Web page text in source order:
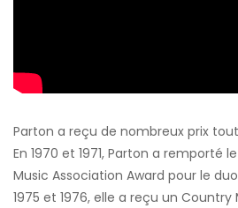
Parton a reçu de nombreux prix
En 1970 et 1971, Parton a remporté
Music Association Award pour le
1975 et 1976, elle a reçu un Country